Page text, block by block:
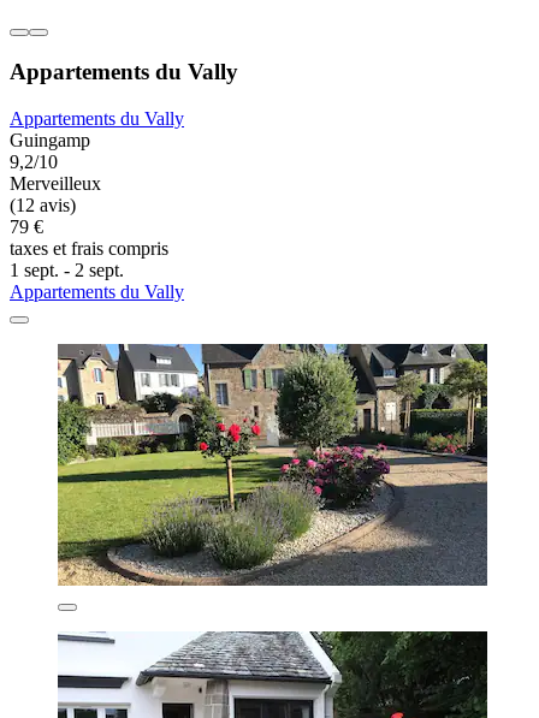
Appartements du Vally
Appartements du Vally
Guingamp
9,2/10
Merveilleux
(12 avis)
79 €
taxes et frais compris
1 sept. - 2 sept.
Appartements du Vally